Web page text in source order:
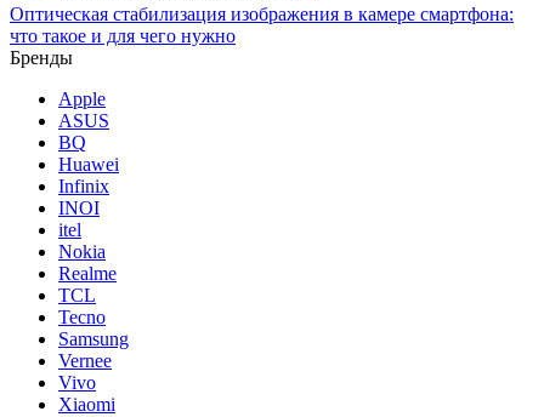
Оптическая стабилизация изображения в камере смартфона:
что такое и для чего нужно
Бренды
Apple
ASUS
BQ
Huawei
Infinix
INOI
itel
Nokia
Realme
TCL
Tecno
Samsung
Vernee
Vivo
Xiaomi